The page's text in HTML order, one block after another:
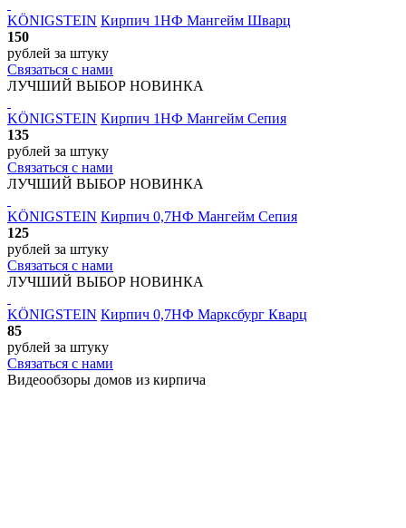
KÖNIGSTEIN Кирпич 1НФ Мангейм Шварц
150
рублей за штуку
Связаться с нами
ЛУЧШИЙ ВЫБОР НОВИНКА
KÖNIGSTEIN Кирпич 1НФ Мангейм Сепия
135
рублей за штуку
Связаться с нами
ЛУЧШИЙ ВЫБОР НОВИНКА
KÖNIGSTEIN Кирпич 0,7НФ Мангейм Сепия
125
рублей за штуку
Связаться с нами
ЛУЧШИЙ ВЫБОР НОВИНКА
KÖNIGSTEIN Кирпич 0,7НФ Марксбург Кварц
85
рублей за штуку
Связаться с нами
Видеообзоры домов из кирпича